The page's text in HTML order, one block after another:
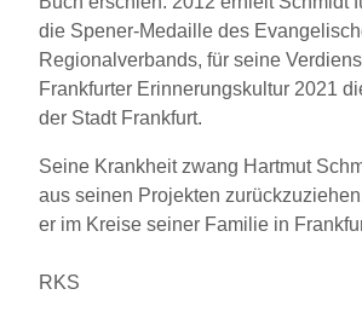
die Spener-Medaille des
Regionalverbands, für seine
Frankfurter Erinnerungskultur 2021
der Stadt Frankfurt.
Seine Krankheit zwang Hartmut
aus seinen Projekten
er im Kreise seiner Familie in
RKS